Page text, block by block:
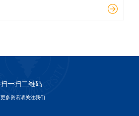
扫一扫二维码
更多资讯请关注我们